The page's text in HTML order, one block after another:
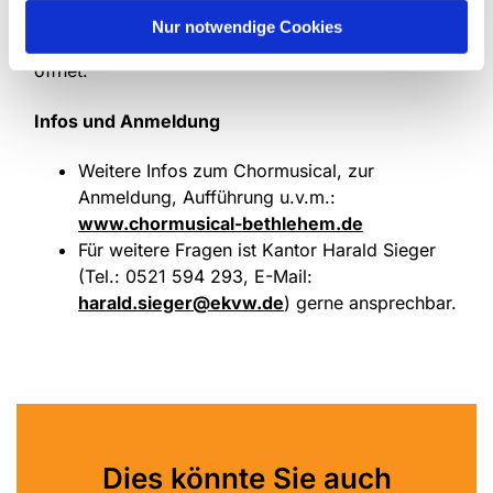
Nur notwendige Cookies
Weihnachtsgeschichte zum lebendigen Geschehen,
öffnet.
Infos und Anmeldung
Weitere Infos zum Chormusical, zur
Anmeldung, Aufführung u.v.m.:
www.chormusical-bethlehem.de
Für weitere Fragen ist Kantor Harald Sieger
(Tel.: 0521 594 293, E-Mail:
harald.sieger@ekvw.de) gerne ansprechbar.
Dies könnte Sie auch